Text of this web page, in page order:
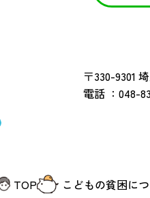
〒330-9301
電話 ： 048-
TOP こどもの貧困に